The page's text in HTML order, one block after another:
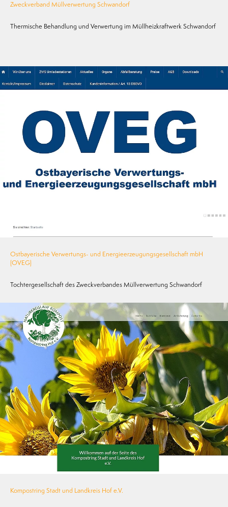
Zweckverband Müllverwertung Schwandorf
Thermische Behandlung und Verwertung im Müllheizkraftwerk Schwandorf
Ostbayerische Verwertungs- und Energieerzeugungsgesellschaft mbH
(OVEG)
Tochtergesellschaft des Zweckverbandes Müllverwertung Schwandorf
Kompostring Stadt und Landkreis Hof e.V.